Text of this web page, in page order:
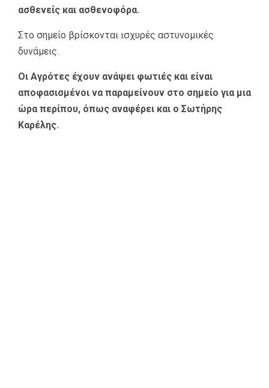
ασθενείς και ασθενοφόρα.
Στο σημείο βρίσκονται ισχυρές αστυνομικές
δυνάμεις.
Οι Αγρότες έχουν ανάψει φωτιές και είναι
αποφασισμένοι να παραμείνουν στο σημείο για μια
ώρα περίπου, όπως αναφέρει και ο Σωτήρης
Καρέλης.